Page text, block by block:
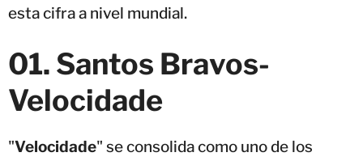
esta cifra a nivel mundial.
01. Santos Bravos-
Velocidade
"Velocidade" se consolida como uno de los